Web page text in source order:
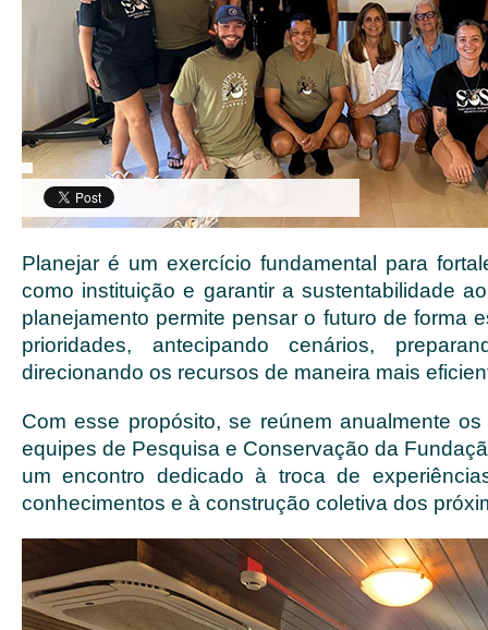
Planejar é um exercício fundamental para
como instituição e garantir a sustentabilidade
planejamento permite pensar o futuro de forma
prioridades, antecipando cenários,
direcionando os recursos de maneira mais
Com esse propósito, se reúnem anualmente
equipes de Pesquisa e Conservação da
um encontro dedicado à troca de
conhecimentos e à construção coletiva dos